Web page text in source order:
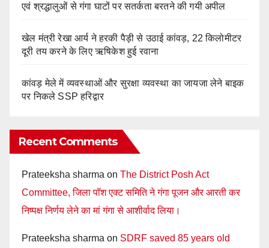
एवं श्रद्धालुओं से गंगा घाटों पर सतर्कता बरतने की गयी अपील
खेल मंत्री रेखा आर्य ने हरकी पैड़ी से उठाई कांवड़, 22 किलोमीटर
दूरी तय करने के लिए ऋषिकेश हुई रवाना
कांवड़ मेले में व्यवस्थाओं और सुरक्षा व्यवस्था का जायजा लेने बाइक
पर निकले SSP हरिद्वार
Recent Comments
Prateeksha sharma on The District Posh Act
Committee, जिला पॉश एक्ट समिति ने गंगा पूजन और आरती कर
निष्पक्ष निर्णय लेने का मां गंगा से आशीर्वाद लिया।
Prateeksha sharma on SDRF saved 85 years old